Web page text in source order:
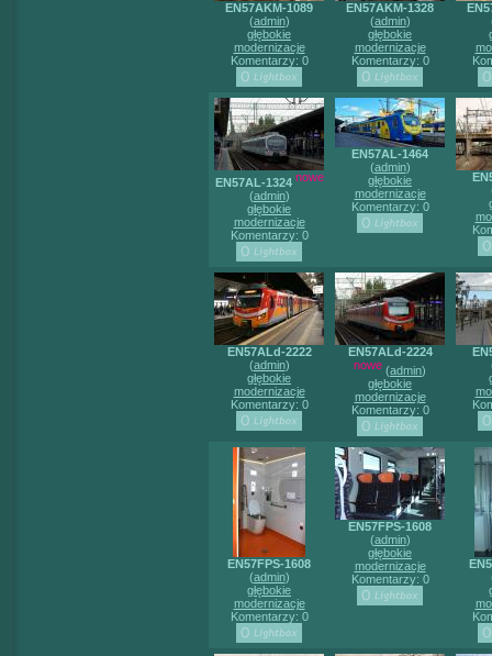
EN57AKM-1089
(admin)
głębokie
modernizacje
Komentarzy: 0
EN57AKM-1328
(admin)
głębokie
modernizacje
Komentarzy: 0
EN57AL-1324 nowe
(admin)
głębokie
modernizacje
Komentarzy: 0
EN57AL-1464
(admin)
głębokie
modernizacje
Komentarzy: 0
EN57ALd-2222
(admin)
głębokie
modernizacje
Komentarzy: 0
EN57ALd-2224
nowe (admin)
głębokie
modernizacje
Komentarzy: 0
EN57FPS-1608
(admin)
głębokie
modernizacje
Komentarzy: 0
EN57FPS-1608
(admin)
głębokie
modernizacje
Komentarzy: 0